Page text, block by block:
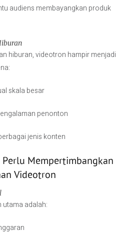
audiens membayangkan produk
hiburan, videotron hampir menjadi
skala besar
penonton
jenis konten
Perlu Mempertimbangkan
Videotron
utama adalah: